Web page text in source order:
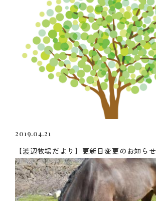
2019.04.21
【渡辺牧場だより】更新日変更のお知らせ